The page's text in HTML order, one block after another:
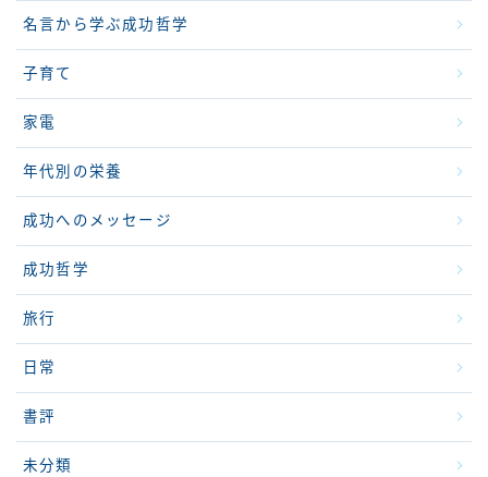
名言から学ぶ成功哲学
子育て
家電
年代別の栄養
成功へのメッセージ
成功哲学
旅行
日常
書評
未分類